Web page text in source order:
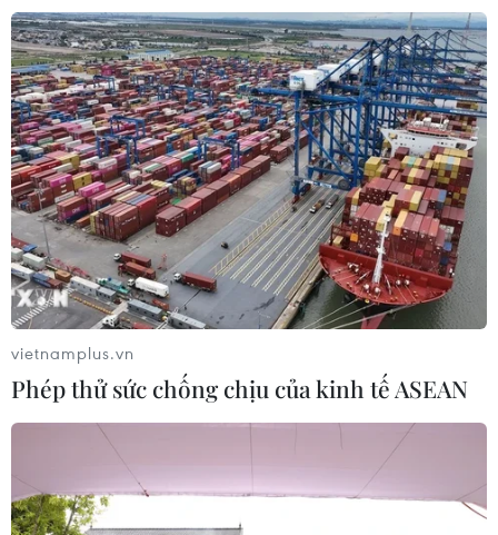
13/03/2023 03:11
Chính phủ Việt Nam xác định phòng ngừa người di cư
trái phép và công tác đấu tranh phòng, chống mua bán
người là nhiệm vụ chính trị thường xuyên, lâu dài và
được thực hiện một cách chủ động....
vietnamplus.vn
Phép thử sức chống chịu của kinh tế ASEAN